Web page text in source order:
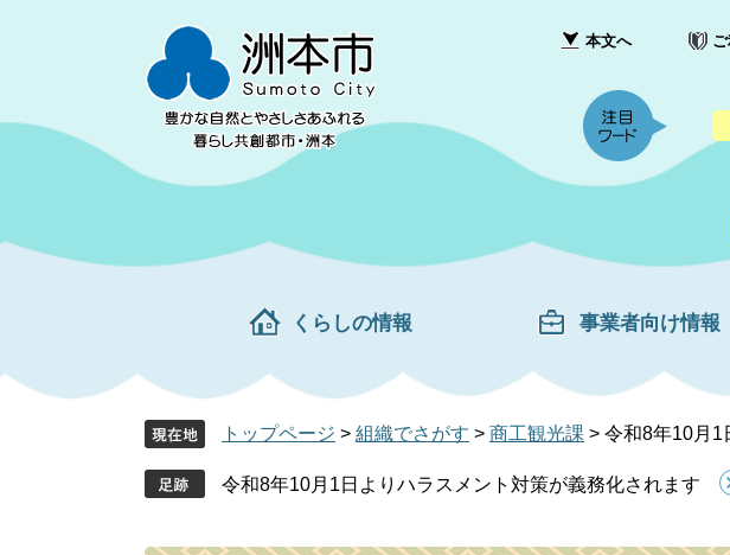
先
を
て
本文へ
くらしの情報 事業者向け情報
トップページ > 組織でさがす > 商工観光課 > 令和8年10月1
令和8年10月1日よりハラスメント対策が義務化されます